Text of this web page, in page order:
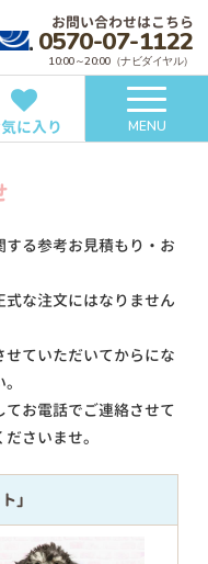
お問い合わせはこちら
0570-07-1122
10:00～20:00（ナビダイヤル）
に入り MENU
る参考お見積もり・お
な注文にはなりません
ていただいてからにな
お電話でご連絡させて
さいませ。
」